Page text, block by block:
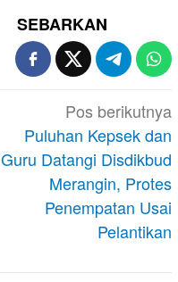
SEBARKAN
Pos berikutnya
Puluhan Kepsek dan
Guru Datangi Disdikbud
Merangin, Protes
Penempatan Usai
Pelantikan